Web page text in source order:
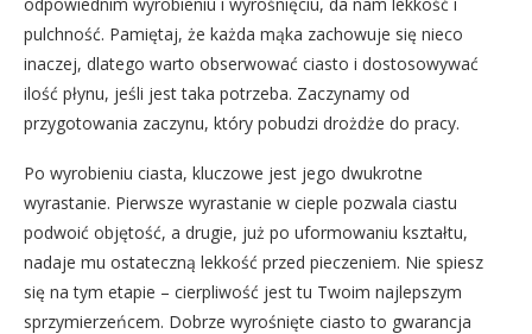
pulchność. Pamiętaj, że każda mąka zachowuje się nieco
inaczej, dlatego warto obserwować ciasto i dostosowywać
ilość płynu, jeśli jest taka potrzeba. Zaczynamy od
przygotowania zaczynu, który pobudzi drożdże do pracy.
Po wyrobieniu ciasta, kluczowe jest jego dwukrotne
wyrastanie. Pierwsze wyrastanie w cieple pozwala ciastu
podwoić objętość, a drugie, już po uformowaniu kształtu,
nadaje mu ostateczną lekkość przed pieczeniem. Nie spiesz
się na tym etapie – cierpliwość jest tu Twoim najlepszym
sprzymierzeńcem. Dobrze wyrośnięte ciasto to gwarancja